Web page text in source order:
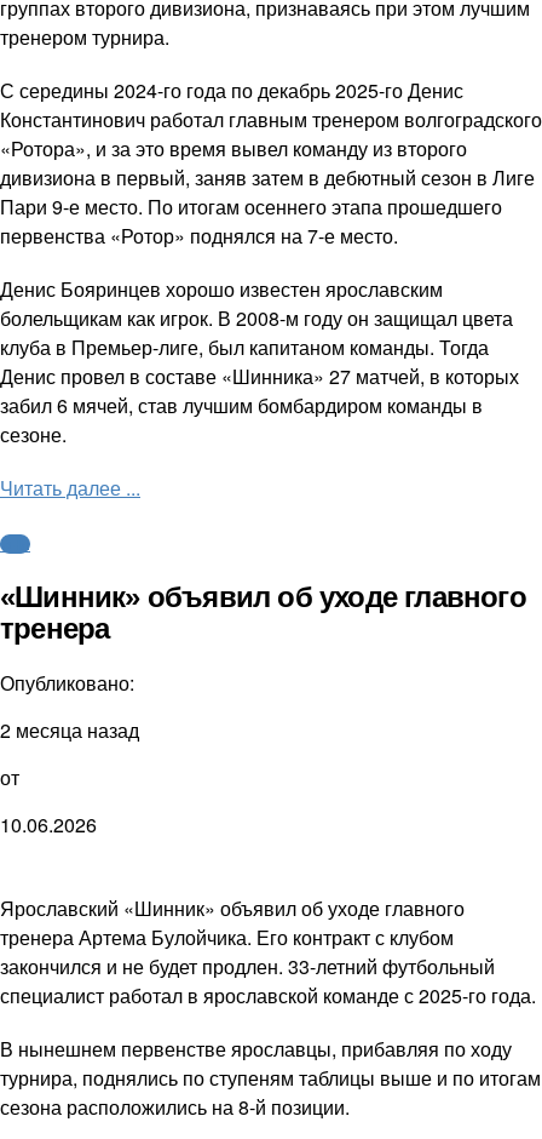
группах второго дивизиона, признаваясь при этом лучшим
тренером турнира.
С середины 2024-го года по декабрь 2025-го Денис
Константинович работал главным тренером волгоградского
«Ротора», и за это время вывел команду из второго
дивизиона в первый, заняв затем в дебютный сезон в Лиге
Пари 9-е место. По итогам осеннего этапа прошедшего
первенства «Ротор» поднялся на 7-е место.
Денис Бояринцев хорошо известен ярославским
болельщикам как игрок. В 2008-м году он защищал цвета
клуба в Премьер-лиге, был капитаном команды. Тогда
Денис провел в составе «Шинника» 27 матчей, в которых
забил 6 мячей, став лучшим бомбардиром команды в
сезоне.
Читать далее ...
ФНЛ
«Шинник» объявил об уходе главного
тренера
Опубликовано:
2 месяца назад
от
10.06.2026
Ярославский «Шинник» объявил об уходе главного
тренера Артема Булойчика. Его контракт с клубом
закончился и не будет продлен. 33-летний футбольный
специалист работал в ярославской команде с 2025-го года.
В нынешнем первенстве ярославцы, прибавляя по ходу
турнира, поднялись по ступеням таблицы выше и по итогам
сезона расположились на 8-й позиции.